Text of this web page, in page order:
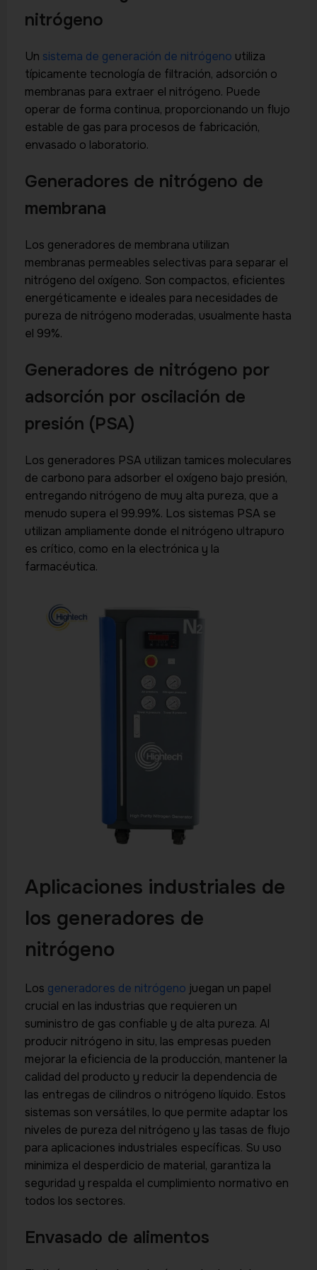
nitrógeno
Un sistema de generación de nitrógeno utiliza
típicamente tecnología de filtración, adsorción o
membranas para extraer el nitrógeno. Puede
operar de forma continua, proporcionando un flujo
estable de gas para procesos de fabricación,
envasado o laboratorio.
Generadores de nitrógeno de
membrana
Los generadores de membrana utilizan
membranas permeables selectivas para separar el
nitrógeno del oxígeno. Son compactos, eficientes
energéticamente e ideales para necesidades de
pureza de nitrógeno moderadas, usualmente hasta
el 99%.
Generadores de nitrógeno por
adsorción por oscilación de
presión (PSA)
Los generadores PSA utilizan tamices moleculares
de carbono para adsorber el oxígeno bajo presión,
entregando nitrógeno de muy alta pureza, que a
menudo supera el 99.99%. Los sistemas PSA se
utilizan ampliamente donde el nitrógeno ultrapuro
es crítico, como en la electrónica y la
farmacéutica.
Aplicaciones industriales de
los generadores de
nitrógeno
Los generadores de nitrógeno juegan un papel
crucial en las industrias que requieren un
suministro de gas confiable y de alta pureza. Al
producir nitrógeno in situ, las empresas pueden
mejorar la eficiencia de la producción, mantener la
calidad del producto y reducir la dependencia de
las entregas de cilindros o nitrógeno líquido. Estos
sistemas son versátiles, lo que permite adaptar los
niveles de pureza del nitrógeno y las tasas de flujo
para aplicaciones industriales específicas. Su uso
minimiza el desperdicio de material, garantiza la
seguridad y respalda el cumplimiento normativo en
todos los sectores.
Envasado de alimentos